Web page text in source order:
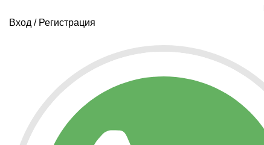
Вход / Регистрация